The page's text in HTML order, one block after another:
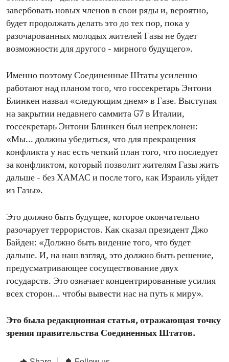
завербовать новых членов в свои ряды и, вероятно,
будет продолжать делать это до тех пор, пока у
разочарованных молодых жителей Газы не будет
возможности для другого - мирного будущего».
Именно поэтому Соединенные Штаты усиленно
работают над планом того, что госсекретарь Энтони
Блинкен назвал «следующим днем» в Газе. Выступая
на закрытии недавнего саммита G7 в Италии,
госсекретарь Энтони Блинкен был непреклонен:
«Мы... должны убедиться, что для прекращения
конфликта у нас есть четкий план того, что последует
за конфликтом, который позволит жителям Газы жить
дальше - без ХАМАС и после того, как Израиль уйдет
из Газы».
Это должно быть будущее, которое окончательно
разочарует террористов. Как сказал президент Джо
Байден: «Должно быть видение того, что будет
дальше. И, на наш взгляд, это должно быть решение,
предусматривающее сосуществование двух
государств. Это означает концентрированные усилия
всех сторон... чтобы вывести нас на путь к миру».
Это была редакционная статья, отражающая точку
зрения правительства Соединенных Штатов.